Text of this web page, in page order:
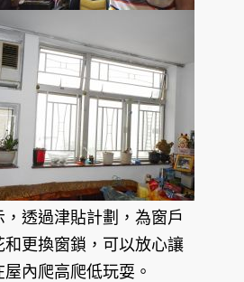
透過津貼計劃，為窗戶
和更換窗鎖，可以放心讓
內爬高爬低玩耍。